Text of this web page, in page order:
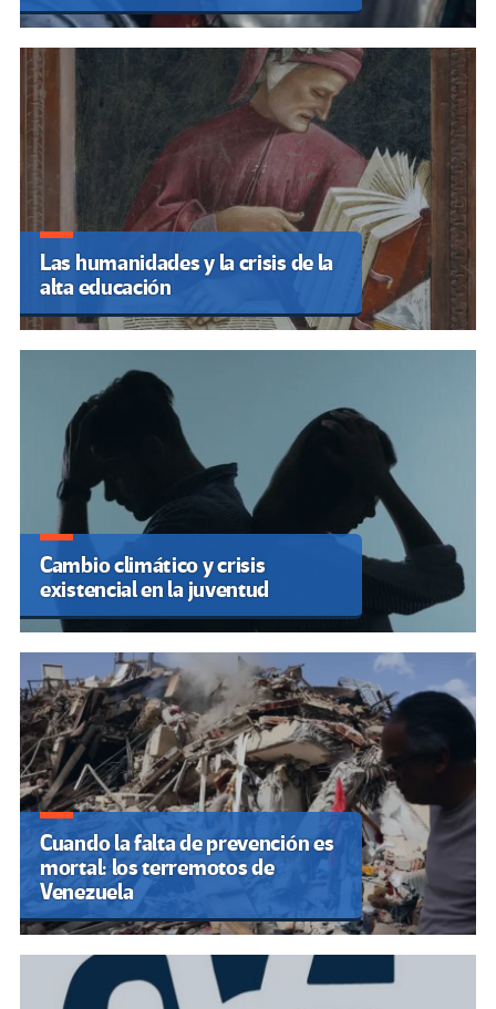
Las humanidades y la crisis de la
alta educación
Cambio climático y crisis
existencial en la juventud
Cuando la falta de prevención es
mortal: los terremotos de
Venezuela